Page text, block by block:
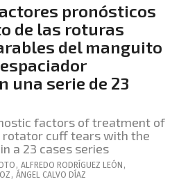
pronósticos
de las roturas
del manguito
una serie de 23
factors of treatment of
rotator cuff tears with the
a 23 cases series
, ALFREDO RODRÍGUEZ LEÓN ,
, ÁNGEL CALVO DÍAZ